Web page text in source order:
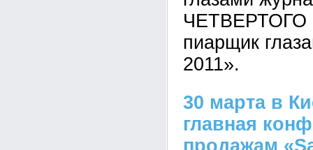
ЧЕТВЕРТОГО
пиарщик
2011».
30 марта в
главная
продажам